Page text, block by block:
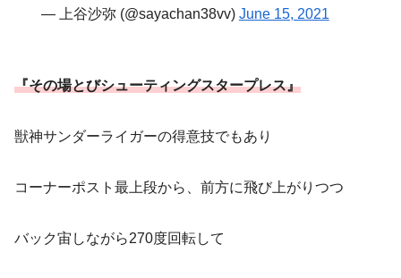
— 上谷沙弥 (@sayachan38vv) June 15, 2021
『その場とびシューティングスタープレス』
獣神サンダーライガーの得意技でもあり
コーナーポスト最上段から、前方に飛び上がりつつ
バック宙しながら270度回転して